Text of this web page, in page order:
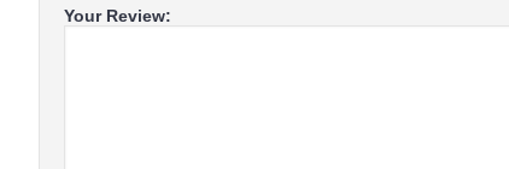
Your Review: